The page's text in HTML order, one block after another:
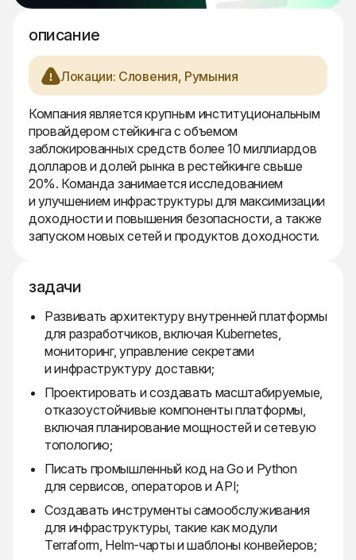
описание
Локации: Словения, Румыния
Компания является крупным институциональным
провайдером стейкинга с объемом
заблокированных средств более 10 миллиардов
долларов и долей рынка в рестейкинге свыше
20%. Команда занимается исследованием
и улучшением инфраструктуры для максимизации
доходности и повышения безопасности, а также
запуском новых сетей и продуктов доходности.
задачи
Развивать архитектуру внутренней платформы
для разработчиков, включая Kubernetes,
мониторинг, управление секретами
и инфраструктуру доставки;
Проектировать и создавать масштабируемые,
отказоустойчивые компоненты платформы,
включая планирование мощностей и сетевую
топологию;
Писать промышленный код на Go и Python
для сервисов, операторов и API;
Создавать инструменты самообслуживания
для инфраструктуры, такие как модули
Terraform, Helm-чарты и шаблоны конвейеров;